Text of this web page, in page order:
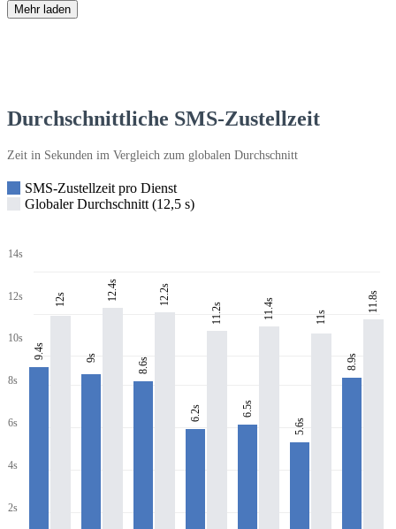
Mehr laden
Durchschnittliche SMS-Zustellzeit
Zeit in Sekunden im Vergleich zum globalen Durchschnitt
SMS-Zustellzeit pro Dienst
Globaler Durchschnitt (12,5 s)
14s
12s
10s
8s
6s
4s
2s
9.4s
12s
9s
12.4s
8.6s
12.2s
6.2s
11.2s
6.5s
11.4s
5.6s
11s
8.9s
11.8s